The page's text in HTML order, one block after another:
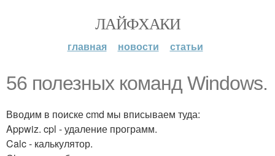
ЛАЙФХАКИ
главная новости статьи
56 полезных команд Windows.
Вводим в поиске cmd мы вписываем туда:
Appwiz. cpl - удаление программ.
Calc - калькулятор.